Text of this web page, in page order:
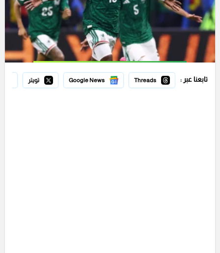
تابعنا عبر : Threads
Google News تويتر